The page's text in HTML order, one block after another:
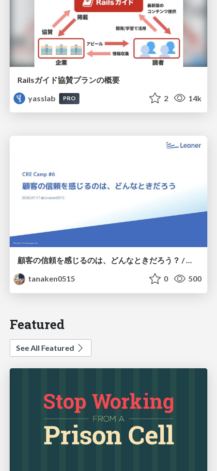
Railsガイド協賛プランの概要
yasslab
PRO 2 14k
顧客の信頼を感じるのは、どんなときだろう？ / When do you feel a customer's trust?
tanaken0515
0 500
Featured
See All Featured